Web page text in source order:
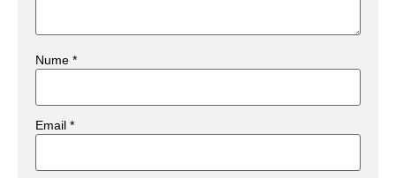
Nume *
Email *